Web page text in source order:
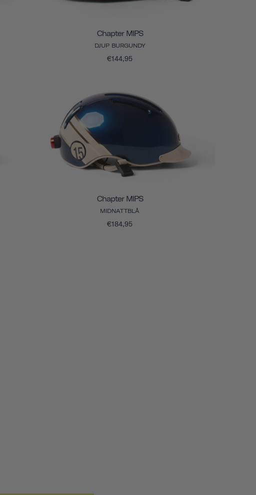
Chapter MIPS
DJUP BURGUNDY
€144,95
Chapter MIPS
MIDNATTBLÅ
€184,95